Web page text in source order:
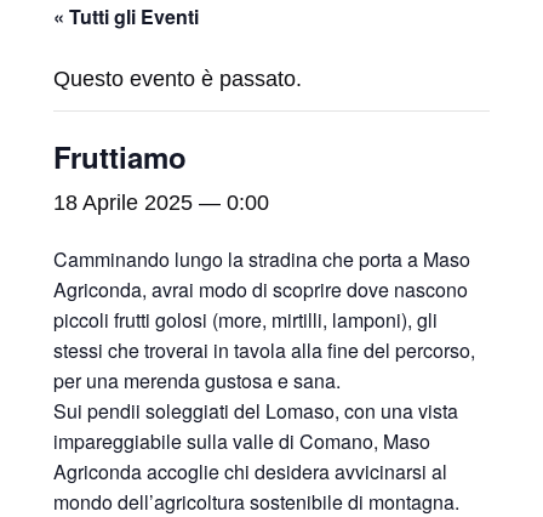
« Tutti gli Eventi
Questo evento è passato.
Fruttiamo
18 Aprile 2025 — 0:00
Camminando lungo la stradina che porta a Maso
Agriconda, avrai modo di scoprire dove nascono
piccoli frutti golosi (more, mirtilli, lamponi), gli
stessi che troverai in tavola alla fine del percorso,
per una merenda gustosa e sana.
Sui pendii soleggiati del Lomaso, con una vista
impareggiabile sulla valle di Comano, Maso
Agriconda accoglie chi desidera avvicinarsi al
mondo dell’agricoltura sostenibile di montagna.